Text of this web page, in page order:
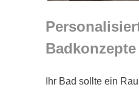
Badkonzepte
Ihr Bad sollte ein